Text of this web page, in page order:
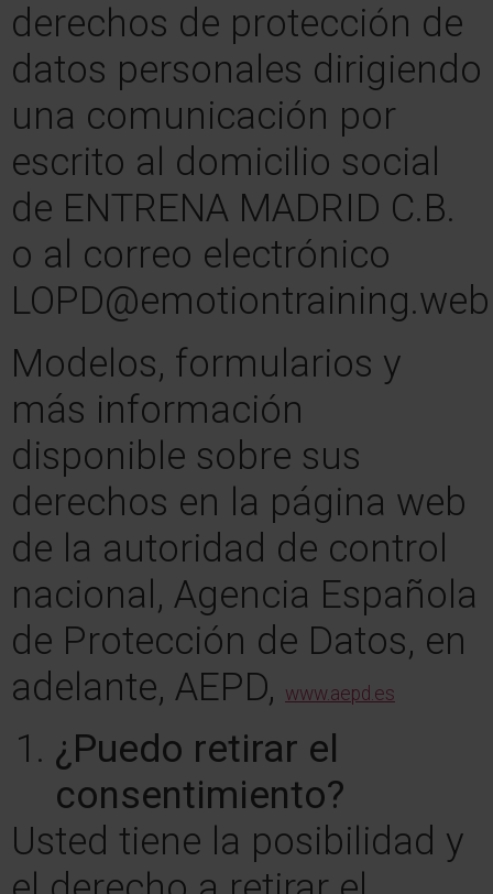
derechos de protección de
datos personales dirigiendo
una comunicación por
escrito al domicilio social
de ENTRENA MADRID C.B.
o al correo electrónico
LOPD@emotiontraining.web
Modelos, formularios y
más información
disponible sobre sus
derechos en la página web
de la autoridad de control
nacional, Agencia Española
de Protección de Datos, en
adelante, AEPD, www.aepd.es
¿Puedo retirar el
consentimiento?
Usted tiene la posibilidad y